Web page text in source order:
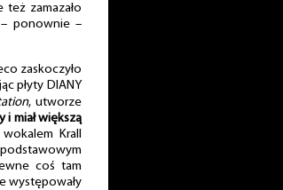
zamazało
– ponownie –
zaskoczyło
płyty DIANY
, utworze
i miał większą
Krall
coś tam
występowały